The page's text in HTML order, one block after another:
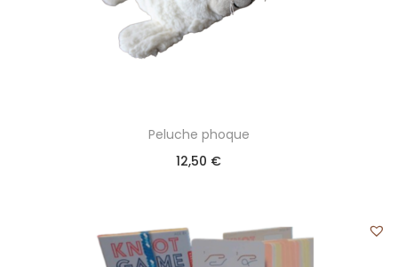
Peluche phoque
12,50 €